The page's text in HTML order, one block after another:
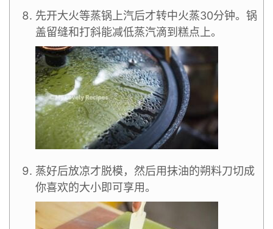
先开大火等蒸锅上汽后才转中火蒸30分钟。锅
盖留缝和打斜能减低蒸汽滴到糕点上。
蒸好后放凉才脱模，然后用抹油的朔料刀切成
你喜欢的大小即可享用。